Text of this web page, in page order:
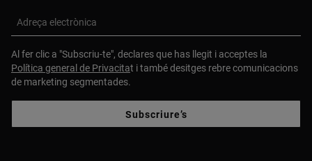
Adreça electrònica
Al fer clic a "Subscriu-te", declares que has llegit i acceptes la
Política general de Privacitat i també desitges rebre comunicacions
de marketing segmentades.
Subscriure’s